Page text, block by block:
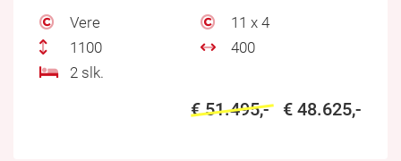
Vere
11 x 4
1100
400
2 slk.
€ 51.495,- € 48.625,-